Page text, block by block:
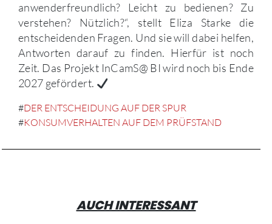
anwenderfreundlich? Leicht zu bedienen? Zu
verstehen? Nützlich?“, stellt Eliza Starke die
entscheidenden Fragen. Und sie will dabei helfen,
Antworten darauf zu finden. Hierfür ist noch
Zeit. Das Projekt InCamS@ BI wird noch bis Ende
2027 gefördert.
#DER ENTSCHEIDUNG AUF DER SPUR
#KONSUMVERHALTEN AUF DEM PRÜFSTAND
AUCH INTERESSANT